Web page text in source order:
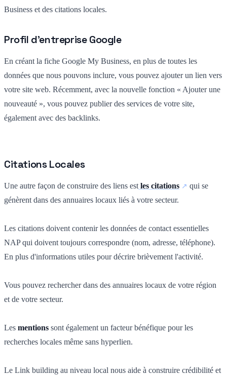
Business et des citations locales.
Profil d'entreprise Google
En créant la fiche Google My Business, en plus de toutes les
données que nous pouvons inclure, vous pouvez ajouter un lien vers
votre site web. Récemment, avec la nouvelle fonction « Ajouter une
nouveauté », vous pouvez publier des services de votre site,
également avec des backlinks.
Citations Locales
Une autre façon de construire des liens est les citations
qui se
génèrent dans des annuaires locaux liés à votre secteur.
Les citations doivent contenir les données de contact essentielles
NAP qui doivent toujours correspondre (nom, adresse, téléphone).
En plus d'informations utiles pour décrire brièvement l'activité.
Vous pouvez rechercher dans des annuaires locaux de votre région
et de votre secteur.
Les mentions sont également un facteur bénéfique pour les
recherches locales même sans hyperlien.
Le Link building au niveau local nous aide à construire crédibilité et